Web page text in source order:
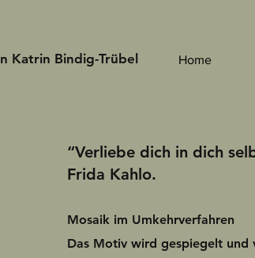
Home
Katrin Bindig-Trübel
“Verliebe dich in dich
Frida Kahlo.
Mosaik im Umkehrverfahren
Das Motiv wird gespiegelt und